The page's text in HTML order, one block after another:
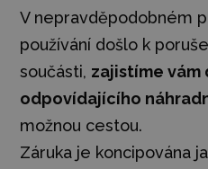
V nepravděpodobném
používání došlo k
součásti, zajistíme vám
odpovídajícího
možnou cestou.
Záruka je koncipována